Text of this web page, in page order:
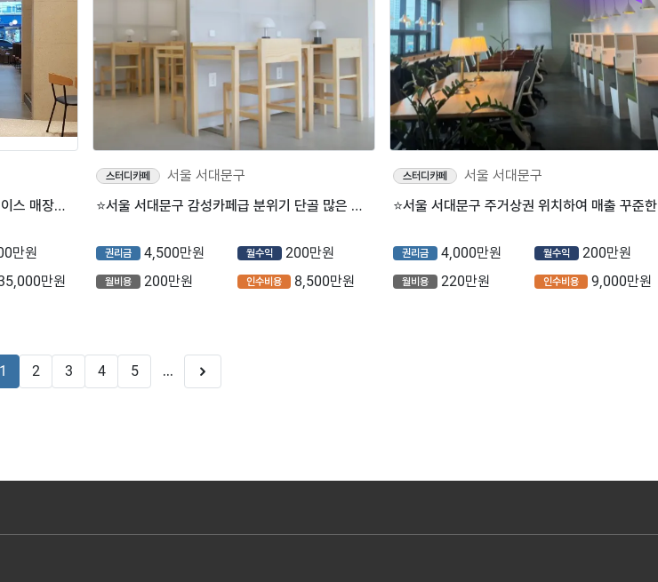
■서대문구) 신규급 초대박 투썸플레이스 매장을 소개합니다.■
만원
만원
스터디카페
서울 서대문구
⭐서울 서대문구 감성카페급 분위기 단골 많은 스터디카페 매장을 소개합니다⭐
권리금 4,500만원 월수익 200만원
월비용 200만원 인수비용 8,500만원
스터디카페
서울 서대문구
권리금 4,000만원 월수익 200만원
월비용 220만원 인수비용 9,000만원
1 2 3 4 5 ...